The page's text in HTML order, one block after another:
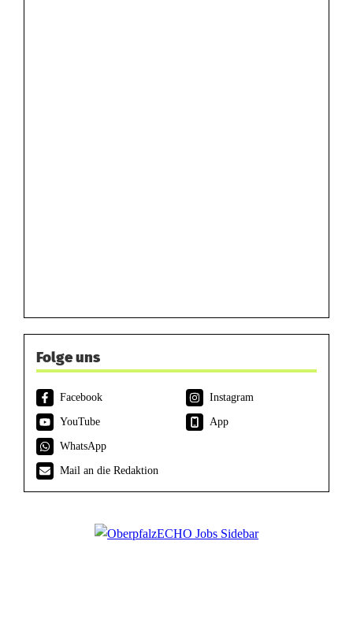
Folge uns
Facebook
Instagram
YouTube
App
WhatsApp
Mail an die Redaktion